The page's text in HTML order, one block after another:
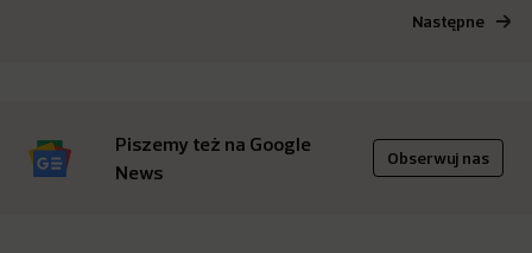
Następne
Piszemy też na Google
News
Obserwuj nas